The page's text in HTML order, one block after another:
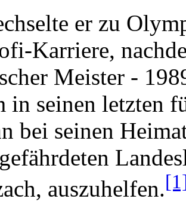
er zu
Karriere,
Meister -
in seinen letzten
bei seinen
auszuhelfen.